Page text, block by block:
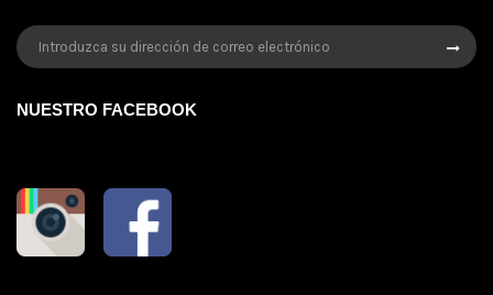
NUESTRO FACEBOOK